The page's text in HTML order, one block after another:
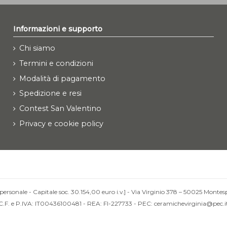
Informazioni e supporto
Chi siamo
Termini e condizioni
Modalità di pagamento
Spedizione e resi
Contest San Valentino
Privacy e cookie policy
- Capitale soc. 30.154,00 euro i.v.] - Via Virginio 378 – 50025
e P.IVA: IT00436100481 - REA: FI-227733 - PEC: